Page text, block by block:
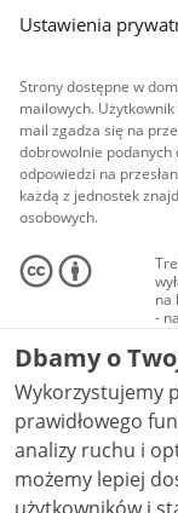
Ustawienia
Strony dostępne w
mailowych.
mail zgadza się na
dobrowolnie podanych
odpowiedzi na
każdą z jednostek
osobowych.
na
-
Dbamy o
Wykorzystujemy
prawidłowego
analizy ruchu i
możemy lepiej